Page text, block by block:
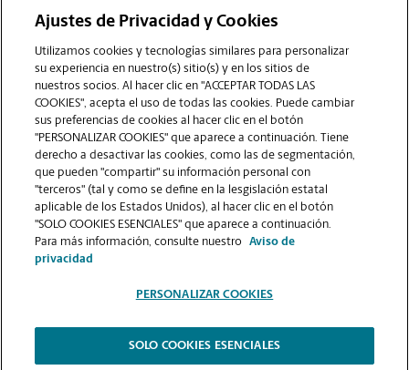
VER LA PÁGINA DE LA TIENDA
2026.
The UPS Store | Aviso de Privacidad | Términos de Uso del Sitio Web |
Ajustes de Privacidad y Cookies
Utilizamos cookies y tecnologías similares para personalizar
su experiencia en nuestro(s) sitio(s) y en los sitios de
nuestros socios. Al hacer clic en "ACCEPTAR TODAS LAS
COOKIES", acepta el uso de todas las cookies. Puede cambiar
sus preferencias de cookies al hacer clic en el botón
"PERSONALIZAR COOKIES" que aparece a continuación. Tiene
derecho a desactivar las cookies, como las de segmentación,
que pueden "compartir" su información personal con
"terceros" (tal y como se define en la lesgislación estatal
aplicable de los Estados Unidos), al hacer clic en el botón
"SOLO COOKIES ESENCIALES" que aparece a continuación.
Para más información, consulte nuestro
Aviso de
privacidad
PERSONALIZAR COOKIES
SOLO COOKIES ESENCIALES